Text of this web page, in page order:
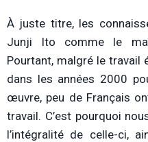
À juste titre, les
Junji Ito comme le
Pourtant, malgré le travail
dans les années 2000
œuvre, peu de Français
travail. C’est pourquoi
l’intégralité de celle-ci,